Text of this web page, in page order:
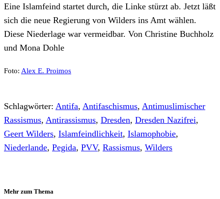
Eine Islamfeind startet durch, die Linke stürzt ab. Jetzt läßt
sich die neue Regierung von Wilders ins Amt wählen.
Diese Niederlage war vermeidbar. Von Christine Buchholz
und Mona Dohle
Foto: Alex E. Proimos
Schlagwörter: Antifa, Antifaschismus, Antimuslimischer
Rassismus, Antirassismus, Dresden, Dresden Nazifrei,
Geert Wilders, Islamfeindlichkeit, Islamophobie,
Niederlande, Pegida, PVV, Rassismus, Wilders
Mehr zum Thema